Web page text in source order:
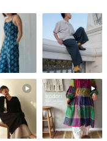
註）
/門上掛飾...等等